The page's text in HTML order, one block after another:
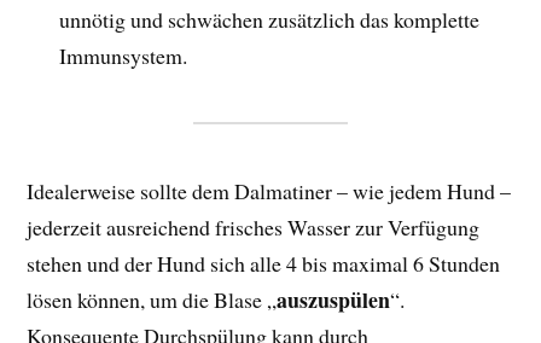
unnötig und schwächen zusätzlich das komplette
Immunsystem.
Idealerweise sollte dem Dalmatiner – wie jedem Hund –
jederzeit ausreichend frisches Wasser zur Verfügung
stehen und der Hund sich alle 4 bis maximal 6 Stunden
lösen können, um die Blase „auszuspülen“.
Konsequente Durchspülung kann durch